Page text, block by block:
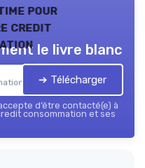
pour
credit
— 2026
le livre blanc
➔ Télécharger
d’être contacté(e) à
consommation et ses